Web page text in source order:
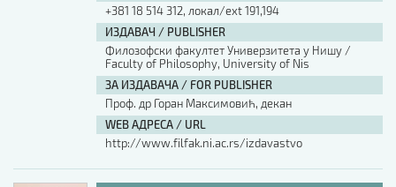
+381 18 514 312, локал/ext 191,194
ИЗДАВАЧ / PUBLISHER
Филозофски факултет Универзитета у Нишу /
Faculty of Philosophy, University of Nis
ЗА ИЗДАВАЧА / FOR PUBLISHER
Проф. др Горан Максимовић, декан
WEB АДРЕСА / URL
http://www.filfak.ni.ac.rs/izdavastvo